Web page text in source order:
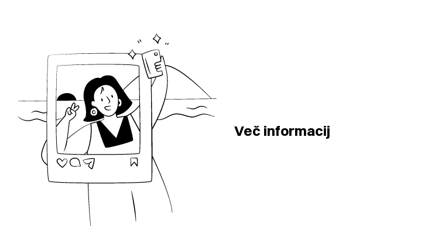
Več informacij